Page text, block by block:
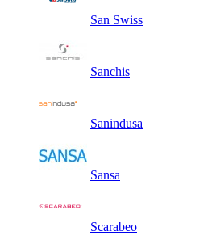
San Swiss
Sanchis
Sanindusa
Sansa
Scarabeo